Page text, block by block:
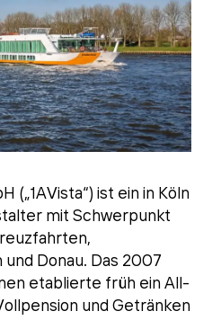
(„1AVista“) ist ein in Köln
mit Schwerpunkt
Donau. Das 2007
etablierte früh ein All-
und Getränken